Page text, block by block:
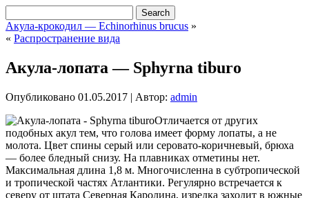
Акула-крокодил — Echinorhinus brucus »
« Распространение вида
Акула-лопата — Sphyrna tiburo
Опубликовано 01.05.2017 | Автор: admin
Отличается от других
подобных акул тем, что голова имеет форму лопаты, а не
молота. Цвет спины серый или серовато-коричневый, брюха
— более бледный снизу. На плавниках отметины нет.
Максимальная длина 1,8 м. Многочисленна в субтропической
и тропической частях Атлантики. Регулярно встречается к
северу от штата Северная Каролина, изредка заходит в южные